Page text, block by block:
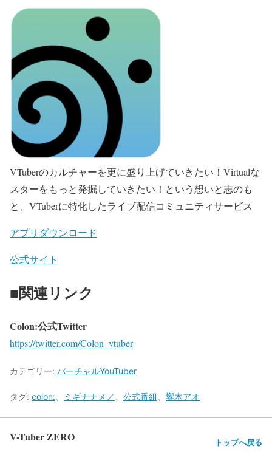
VTuberのカルチャーを更に盛り上げていきたい！Virtualな
スターをもっと発掘していきたい！という想いと志のも
と、VTuberに特化したライブ配信コミュニティサービス
アプリダウンロード
公式サイト
■関連リンク
Colon:公式Twitter
https://twitter.com/Colon_vtuber
カテゴリー: バーチャルYouTuber
タグ: colon: ミギナナメ／ 公式番組 響木アオ
V-Tuber ZERO トップへ戻る